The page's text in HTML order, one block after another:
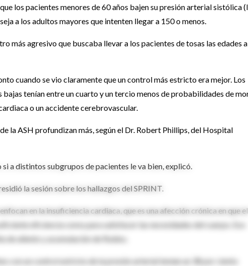
los pacientes menores de 60 años bajen su presión arterial sistólica
a los adultos mayores que intenten llegar a 150 o menos.
más agresivo que buscaba llevar a los pacientes de tosas las edades a
cuando se vio claramente que un control más estricto era mejor. Los
tenían entre un cuarto y un tercio menos de probabilidades de
o un accidente cerebrovascular.
la ASH profundizan más, según el Dr. Robert Phillips, del Hospital
a distintos subgrupos de pacientes le va bien, explicó.
la sesión sobre los hallazgos del SPRINT.
en la insuficiencia cardiaca, que es una afección crónica en que el
eficiencia como para satisfacer las necesidades del cuerpo. Eso
de aliento y acumulación de fluidos.
con un control estricto de la presión arterial tenían un 38 por ciento